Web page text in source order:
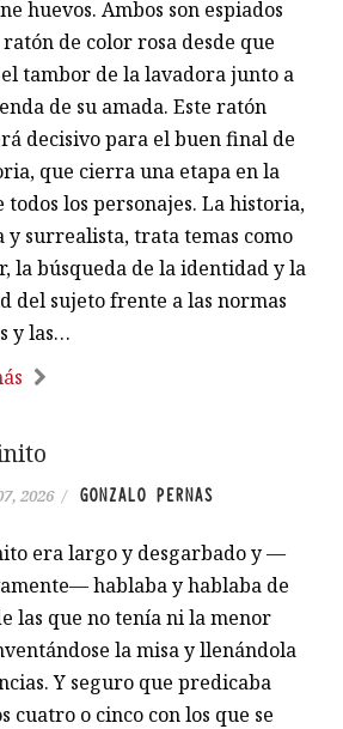
huevos. Ambos son espiados
de color rosa desde que
el tambor de la lavadora junto a
de su amada. Este ratón
decisivo para el buen final de
que cierra una etapa en la
todos los personajes. La historia,
y surrealista, trata temas como
la búsqueda de la identidad y la
del sujeto frente a las normas
y las…
2026 / GONZALO PERNAS
era largo y desgarbado y —
hablaba y hablaba de
las que no tenía ni la menor
la misa y llenándola
Y seguro que predicaba
cuatro o cinco con los que se